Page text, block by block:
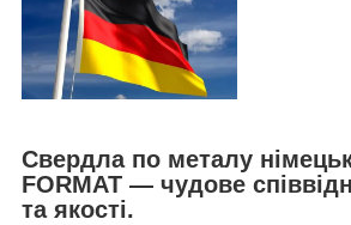
Свердла по металу
FORMAT — чудове
та якості.